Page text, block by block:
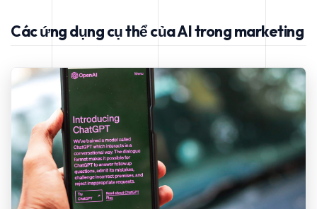
Các ứng dụng cụ thể của AI trong marketing